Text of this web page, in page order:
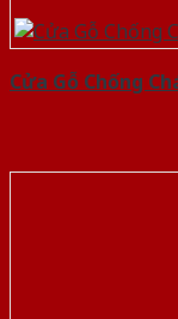
Cửa Gỗ Chống